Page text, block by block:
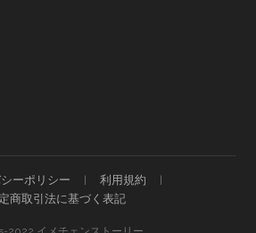
ーポリシー
利用規約
商取引法に基づく表記